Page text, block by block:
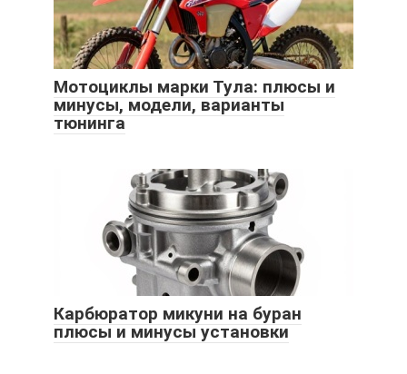
Мотоциклы марки Тула: плюсы и
минусы, модели, варианты
тюнинга
Карбюратор микуни на буран
плюсы и минусы установки